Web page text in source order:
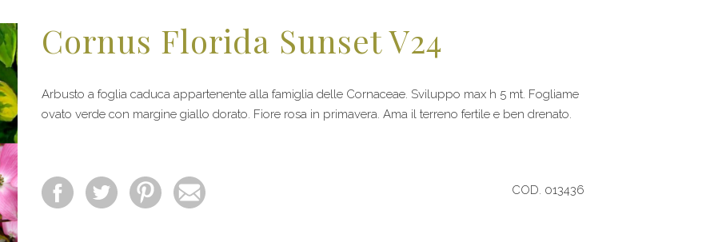
Cornus Florida Sunset V24
Arbusto a foglia caduca appartenente alla famiglia delle Cornaceae. Sviluppo max h 5 mt. Fogliame
ovato verde con margine giallo dorato. Fiore rosa in primavera. Ama il terreno fertile e ben drenato.
COD. 013436